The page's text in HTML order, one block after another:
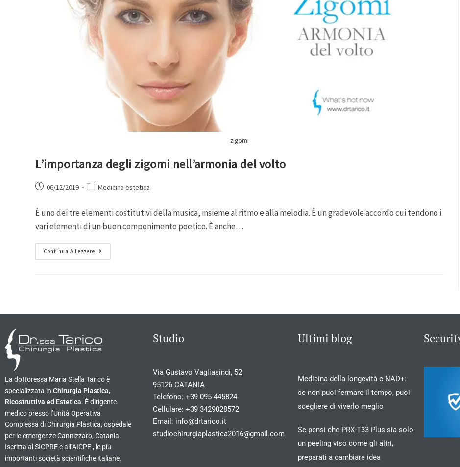
zigomi
L’importanza degli zigomi nell’armonia del volto
06/12/2019 Medicina estetica
È uno dei tre elementi costitutivi della musica, insieme al ritmo e alla melodia. È un gradevole accordo cui tendono i
vari elementi di un buon componimento poetico. È anche…
Continua A Leggere
La dottoressa Maria Stella Tarico è
specializzata in Chirurgia Plastica,
Ricostruttiva ed Estetica. È dirigente
medico presso l’Unità Operativa
Complessa di Chirurgia Plastica, ospedale
per le emergenze Cannizzaro, Catania.
Iscritta al SICPRE e all’AICPE , le più
importanti società scientifiche italiane.
Studio
Via Gustavo Vagliasindi, 52
95126 CATANIA
Telefono:+39 095 445824
Cellulare:+39 3429028572
Email: info@drtarico.it
studiochirurgiaplastica2016@gmail.com
Ultimi blog
Medicina della longevità e NAD+:
se non puoi fermare il tempo, puoi
scegliere di viverlo meglio
Se pensi che PRX-T33 Plus sia solo
un peeling viso come gli altri,
preparati a cambiare idea